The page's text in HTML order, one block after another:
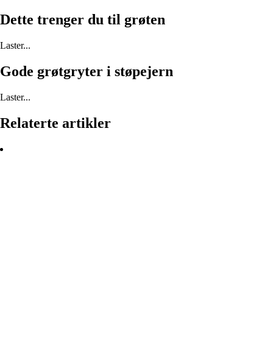
Dette trenger du til grøten
Laster...
Gode grøtgryter i støpejern
Laster...
Relaterte artikler